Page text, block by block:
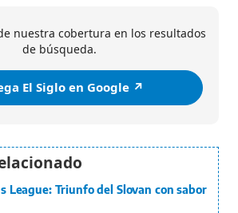
nuestra cobertura en los resultados
de búsqueda.
El Siglo en Google ↗️
League: Triunfo del Slovan con sabor